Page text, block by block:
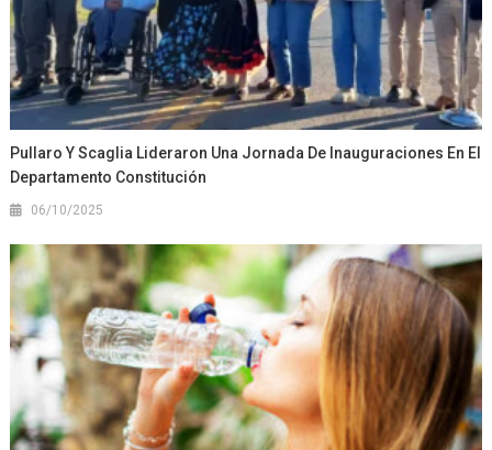
Pullaro Y Scaglia Lideraron Una Jornada De Inauguraciones En El
Departamento Constitución
06/10/2025